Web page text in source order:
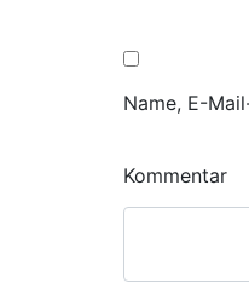
Name, E-
Kommentar